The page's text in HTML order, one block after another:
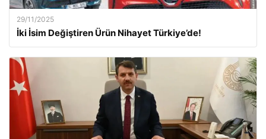
29/11/2025
İki İsim Değiştiren Ürün Nihayet Türkiye’de!